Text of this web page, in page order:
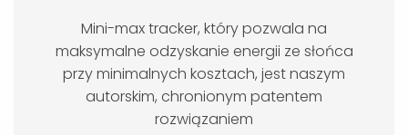
Mini-max tracker, który pozwala na
maksymalne odzyskanie energii ze słońca
przy minimalnych kosztach, jest naszym
autorskim, chronionym patentem
rozwiązaniem